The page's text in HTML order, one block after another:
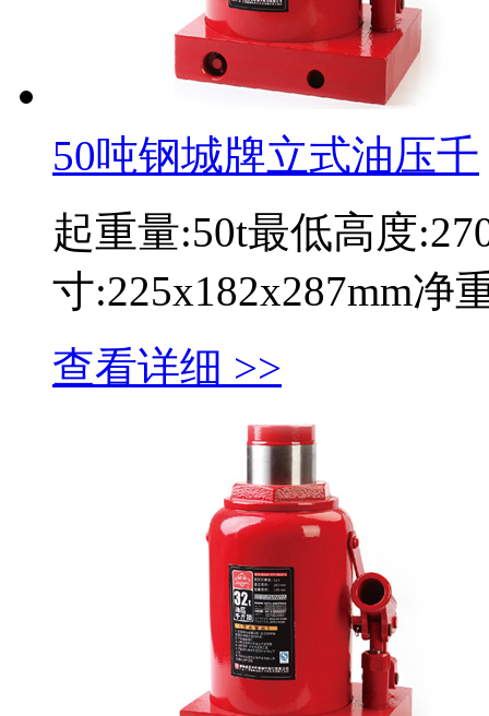
50吨钢城牌立式油压千
起重量:50t最低高度
寸:225x182x287mm
查看详细 >>